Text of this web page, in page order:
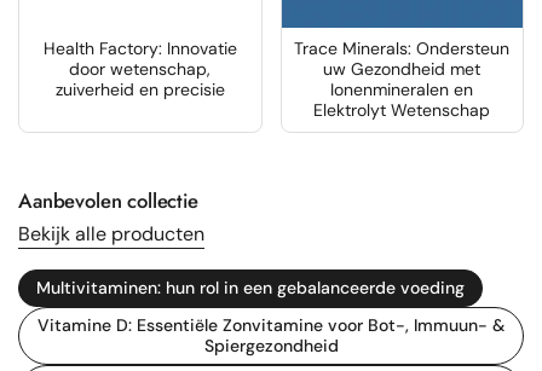
Health Factory: Innovatie
door wetenschap,
zuiverheid en precisie
Trace Minerals: Ondersteun
uw Gezondheid met
Ionenmineralen en
Elektrolyt Wetenschap
Aanbevolen collectie
Bekijk alle producten
Multivitaminen: hun rol in een gebalanceerde voeding
Vitamine D: Essentiële Zonvitamine voor Bot-, Immuun- &
Spiergezondheid